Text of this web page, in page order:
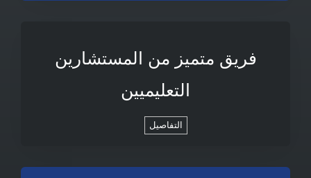
فريق متميز من المستشارين
التعليميين
التفاصيل